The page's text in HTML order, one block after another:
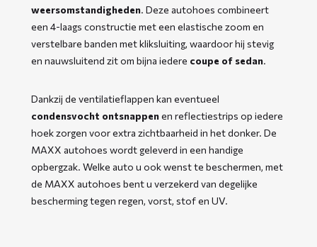
weersomstandigheden. Deze autohoes combineert
een 4-laags constructie met een elastische zoom en
verstelbare banden met kliksluiting, waardoor hij stevig
en nauwsluitend zit om bijna iedere coupe of sedan.
Dankzij de ventilatieflappen kan eventueel
condensvocht ontsnappenen reflectiestrips op iedere
hoek zorgen voor extra zichtbaarheid in het donker. De
MAXX autohoes wordt geleverd in een handige
opbergzak. Welke auto u ook wenst te beschermen, met
de MAXX autohoes bent u verzekerd van degelijke
bescherming tegen regen, vorst, stof en UV.